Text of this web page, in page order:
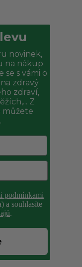
novinek,
na nákup
s vámi o
zdravý
zdraví,
Z
můžete
podmínkami
a souhlasíte
.